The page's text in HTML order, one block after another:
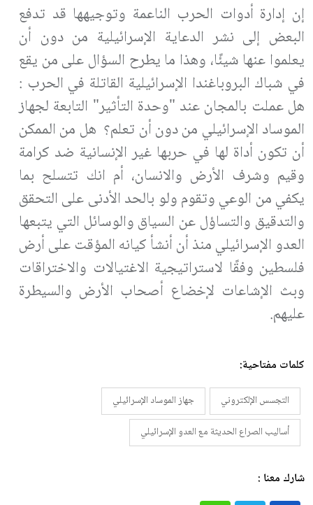
إن إدارة أدوات الحرب الناعمة وتوجيهها قد تدفع
البعض إلى نشر الدعاية الإسرائيلية من دون أن
يعلموا عنها شيئًا، وهذا ما يطرح السؤال على من يقع
في شباك البروباغندا الإسرائيلية القاتلة في الحرب :
هل عملت بالمجان عند "وحدة التأثير" التابعة لجهاز
الموساد الإسرائيلي من دون أن تعلم؟ هل من الممكن
أن تكون أداة لها في حربها غير الإنسانية ضد كرامة
وقيم وشرف الأرض والانسان، أم انك تتسلح بما
يكفي من الوعي وتقوم ولو بالحد الأدنى على التحقق
والتدقيق والتساؤل عن السياق والوسائل التي يتبعها
العدو الإسرائيلي منذ أن أنشأ كيانه المؤقت على أرض
فلسطين وفقًا لاستراتيجية الاغتيالات والاختراقات
وبث الإشاعات لإخضاع أصحاب الأرض والسيطرة
عليهم.
كلمات مفتاحية:
التجسس الإلكتروني
جهاز الموساد الإسرائيلي
أساليب الصراع الحديثة مع العدو الإسرائيلي
شارك معنا :